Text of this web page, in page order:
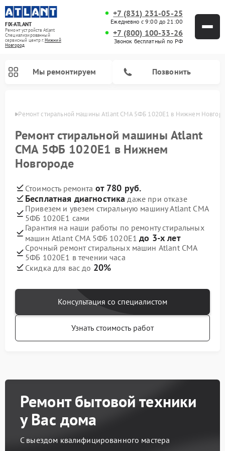
FIX-ATLANT
Ремонт устройств Atlant
Специализированный
cервисный центр г.Нижний
Новгород
+7 (831) 231-05-25
Ежедневно с 9:00 до 21:00
+7 (800) 100-33-26
Звонок бесплатный по РФ
Мы ремонтируем Позвонить
Ремонт стиральной машины Atlant СМА 5ФБ 1020Е1 в Нижнем
Ремонт стиральной машины Atlant
СМА 5ФБ 1020Е1 в Нижнем
Новгороде
Стоимость ремонта от 780 руб.
Бесплатная диагностика даже при отказе
Привезем и увезем стиральную машину Atlant СМА
5ФБ 1020Е1 сами
Гарантия на наши работы по ремонту стиральных
машин Atlant СМА 5ФБ 1020Е1до 3-х лет
Срочный ремонт стиральных машин Atlant СМА
5ФБ 1020Е1 в течении часа
Скидка для вас до 20%
Консультация со специалистом
Узнать стоимость работ
Ремонт бытовой техники
у Вас дома
С выездом квалифицированного мастера